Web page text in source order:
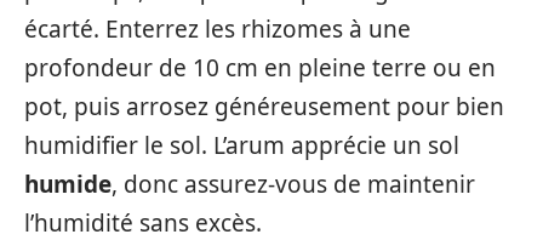
écarté. Enterrez les rhizomes à une
profondeur de 10 cm en pleine terre ou en
pot, puis arrosez généreusement pour bien
humidifier le sol. L’arum apprécie un sol
humide, donc assurez-vous de maintenir
l’humidité sans excès.